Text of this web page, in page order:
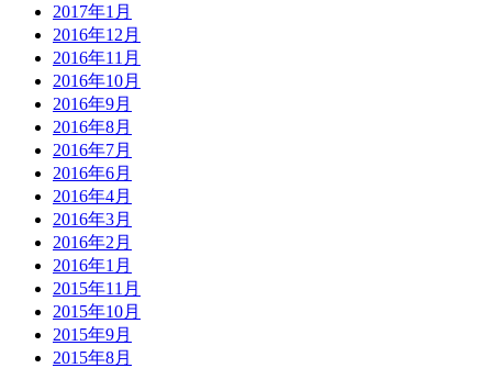
2017年1月
2016年12月
2016年11月
2016年10月
2016年9月
2016年8月
2016年7月
2016年6月
2016年4月
2016年3月
2016年2月
2016年1月
2015年11月
2015年10月
2015年9月
2015年8月